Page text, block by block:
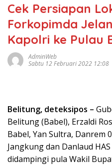
Cek Persiapan
Forkopimda
Kapolri ke Pulau
AdminWeb
Sabtu 12 Februari 2022 12:08
Belitung, deteksipos –
Belitung (Babel), Erzaldi
Babel, Yan Sultra, Danrem
Jangkung dan Danlaud
didampingi pula Wakil